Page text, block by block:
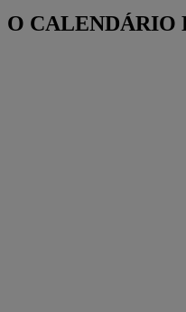
O CALENDÁRIO